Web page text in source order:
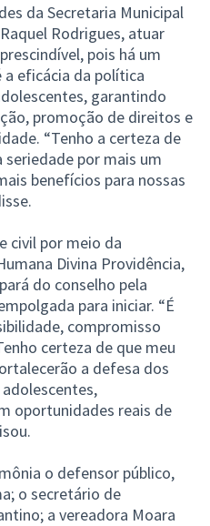
da Secretaria Municipal
Rodrigues, atuar
pois há um
eficácia da política
garantindo
promoção de direitos e
“Tenho a certeza de
por mais um
benefícios para nossas
civil por meio da
Divina Providência,
do conselho pela
para iniciar. “É
compromisso
certeza de que meu
a defesa dos
oportunidades reais de
o defensor público,
o secretário de
a vereadora Moara